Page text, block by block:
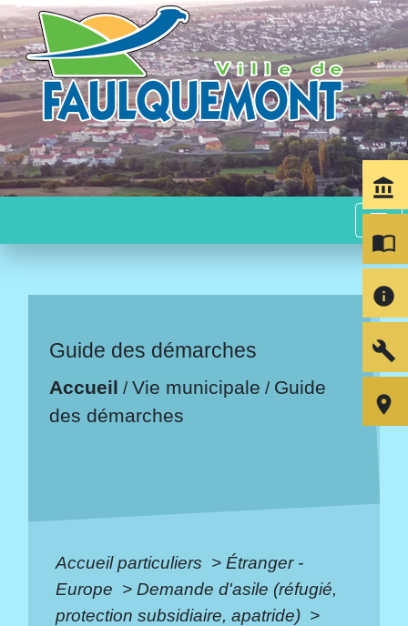
menu
Guide des démarches
Accueil /Vie municipale / Guide
des démarches
Accueil particuliers > Étranger -
Europe > Demande d'asile (réfugié,
protection subsidiaire, apatride) >
account_balance
import_contacts
info
build
room